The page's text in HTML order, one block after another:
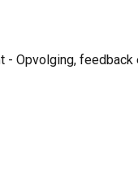
Opvolging,